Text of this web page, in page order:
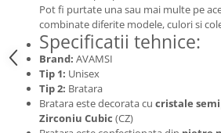
Pot fi purtate una sau mai multe pe
combinate diferite modele, culori si
Specificatii tehnice:
Brand: AVAMSI
Tip 1: Unisex
Tip 2: Bratara
Bratara este decorata cu cristale
Zirconiu Cubic (CZ)